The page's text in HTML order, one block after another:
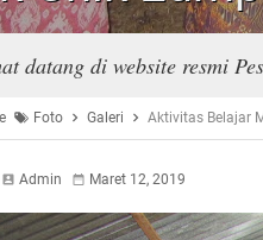
datang di website resmi
Foto Galeri Aktivitas Belajar
Admin Maret 12, 2019